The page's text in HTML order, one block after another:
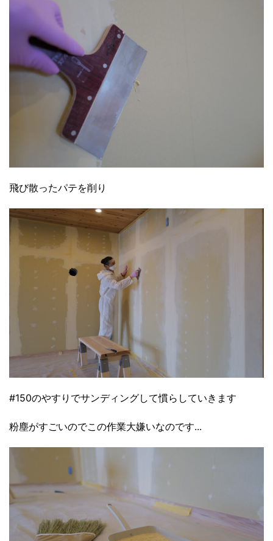
飛び散ったパテを削り
#150のやすりでサンディングして慣らしていきます
粉塵がすごいのでこの作業大嫌いなのです...